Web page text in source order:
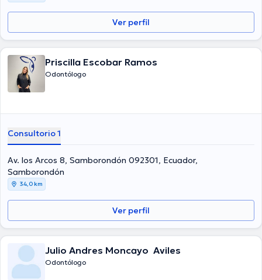
Ver perfil
Priscilla Escobar Ramos
Odontólogo
Consultorio 1
Av. los Arcos 8, Samborondón 092301, Ecuador,
Samborondón
34,0 km
Ver perfil
Julio Andres Moncayo Aviles
Odontólogo